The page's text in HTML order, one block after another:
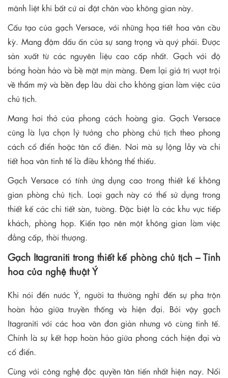
mãnh liệt khi bất cứ ai đặt chân vào không gian này.
Cấu tạo của gạch Versace, với những họa tiết hoa văn cầu
kỳ. Mang đậm dấu ấn của sự sang trọng và quý phái. Được
sản xuất từ các nguyên liệu cao cấp nhất. Gạch với độ
bóng hoàn hảo và bề mặt mịn màng. Đem lại giá trị vượt trội
về thẩm mỹ và bền đẹp lâu dài cho không gian làm việc của
chủ tịch.
Mang hơi thở của phong cách hoàng gia. Gạch Versace
cũng là lựa chọn lý tưởng cho phòng chủ tịch theo phong
cách cổ điển hoặc tân cổ điên. Nơi mà sự lộng lẫy và chi
tiết hoa văn tinh tế là điều không thể thiếu.
Gạch Versace có tính ứng dụng cao trong thiết kế không
gian phòng chủ tịch. Loại gạch này có thể sử dụng trong
thiết kế các chi tiết sàn, tường. Đặc biệt là các khu vực tiếp
khách, phòng họp. Kiến tạo nên một không gian làm việc
đẳng cấp, thời thượng.
Gạch Itagraniti trong thiết kế phòng chủ tịch – Tinh
hoa của nghệ thuật Ý
Khi nói đến nước Ý, người ta thường nghĩ đến sự pha trộn
hoàn hảo giữa truyền thống và hiện đại. Bởi vậy gạch
Itagraniti với các hoa văn đơn giản nhưng vô cùng tinh tế.
Chính là sự kết hợp hoàn hảo giữa phong cách hiện đại và
cổ điển.
Cùng với công nghệ độc quyền tân tiến nhất hiện nay. Nổi